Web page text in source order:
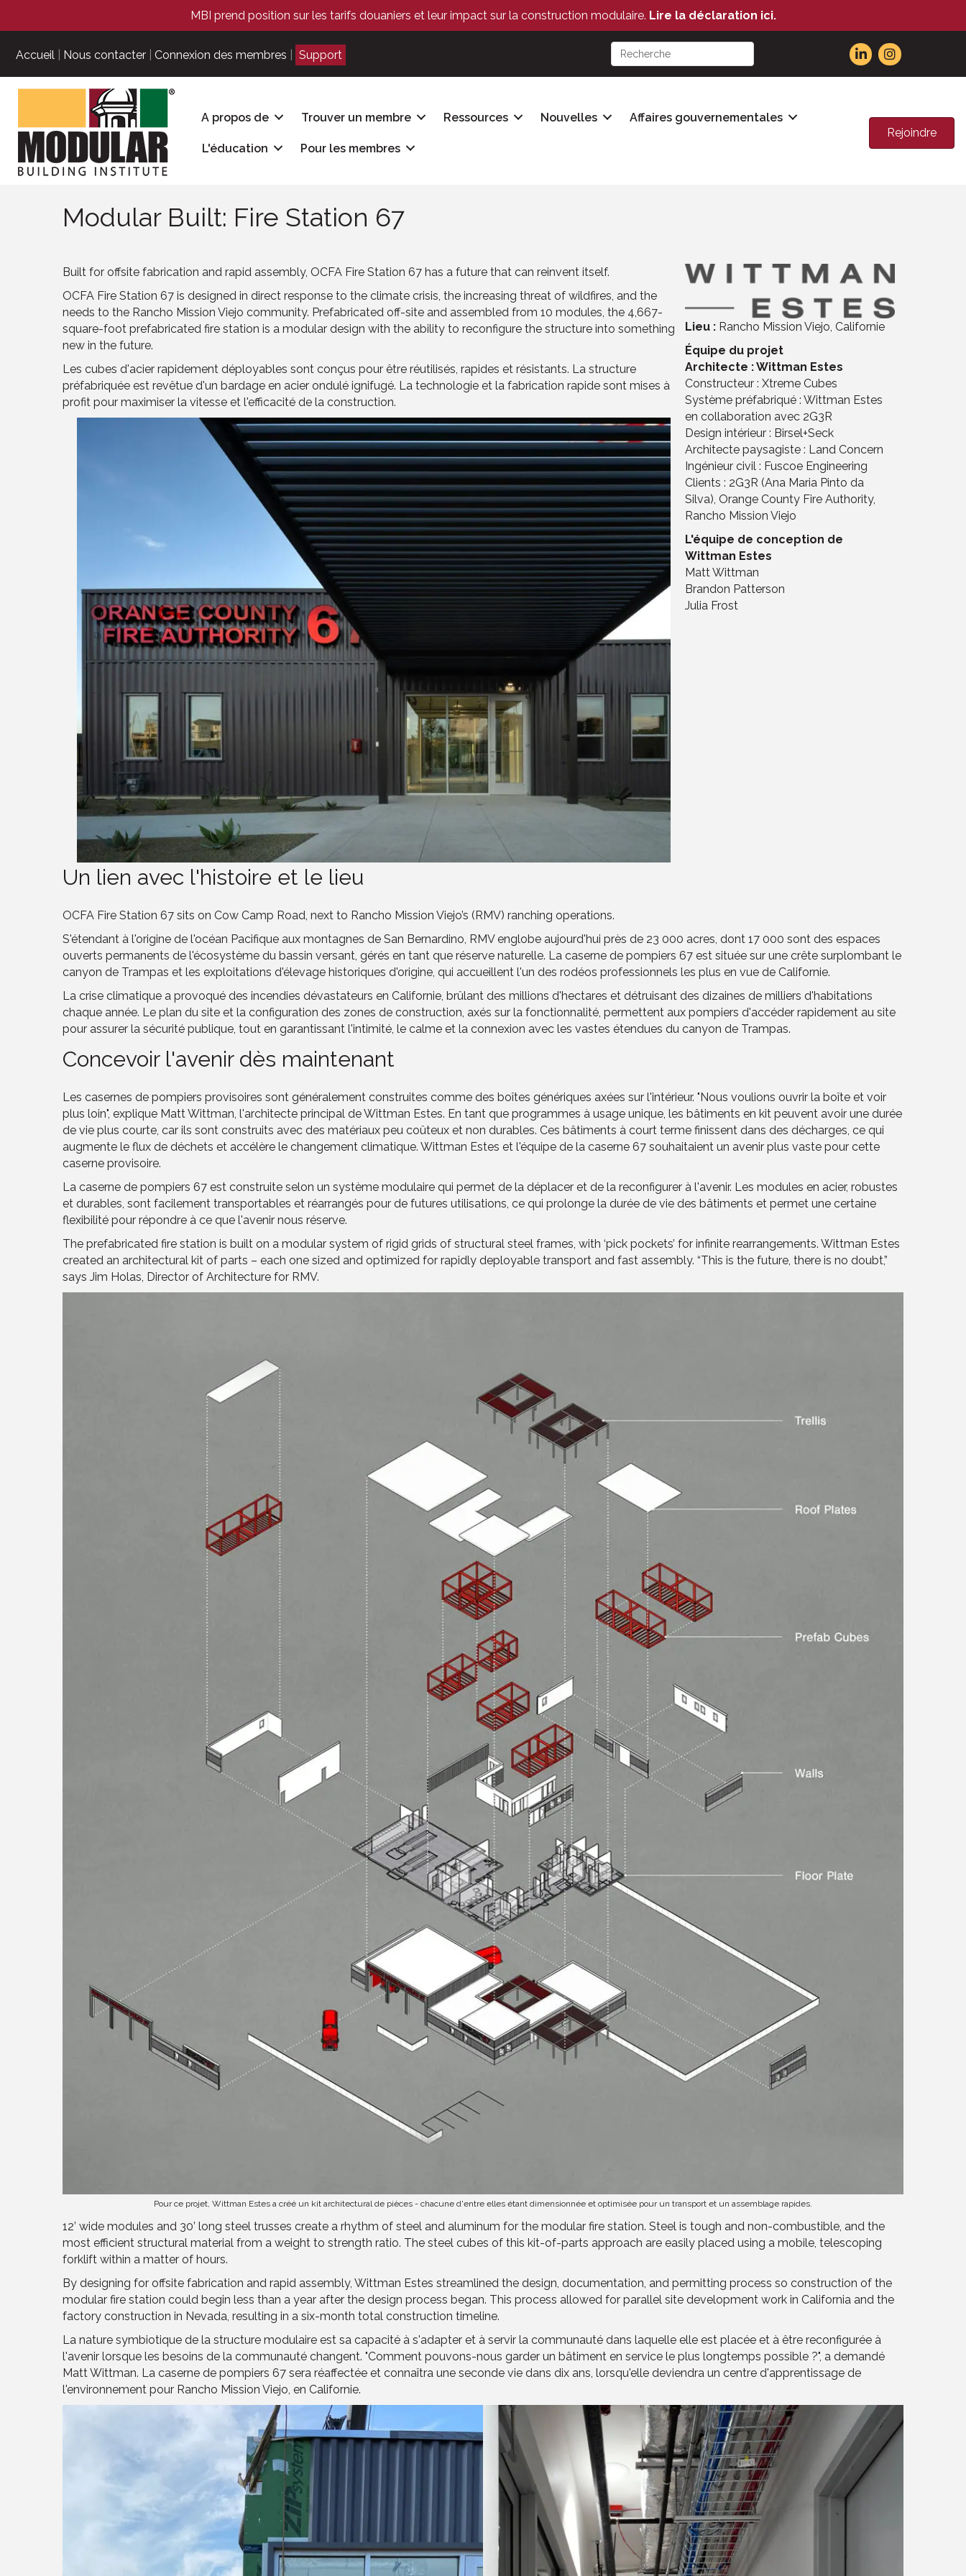
MBI prend position sur les tarifs douaniers et leur impact sur la construction modulaire. Lire la déclaration ici.
Accueil Nous contacter Connexion des membres Support
A propos de Trouver un membre Ressources Nouvelles Affaires gouvernementales
L'éducation Pour les membres
Rejoindre
Modular Built: Fire Station 67
Built for offsite fabrication and rapid assembly, OCFA Fire Station 67 has a future that can reinvent itself.
OCFA Fire Station 67 is designed in direct response to the climate crisis, the increasing threat of wildfires, and the
needs to the Rancho Mission Viejo community. Prefabricated off-site and assembled from 10 modules, the 4,667-
square-foot prefabricated fire station is a modular design with the ability to reconfigure the structure into something
new in the future.
Les cubes d'acier rapidement déployables sont conçus pour être réutilisés, rapides et résistants. La structure
préfabriquée est revêtue d'un bardage en acier ondulé ignifugé. La technologie et la fabrication rapide sont mises à
profit pour maximiser la vitesse et l'efficacité de la construction.
Lieu :Rancho Mission Viejo, Californie
Équipe du projet
Architecte : Wittman Estes
Constructeur : Xtreme Cubes
Système préfabriqué : Wittman Estes
en collaboration avec 2G3R
Design intérieur : Birsel+Seck
Architecte paysagiste : Land Concern
Ingénieur civil : Fuscoe Engineering
Clients : 2G3R (Ana Maria Pinto da
Silva), Orange County Fire Authority,
Rancho Mission Viejo
L'équipe de conception de
Wittman Estes
Matt Wittman
Brandon Patterson
Julia Frost
Un lien avec l'histoire et le lieu
OCFA Fire Station 67 sits on Cow Camp Road, next to Rancho Mission Viejo’s (RMV) ranching operations.
S'étendant à l'origine de l'océan Pacifique aux montagnes de San Bernardino, RMV englobe aujourd'hui près de 23 000 acres, dont 17 000 sont des espaces
ouverts permanents de l'écosystème du bassin versant, gérés en tant que réserve naturelle. La caserne de pompiers 67 est située sur une crête surplombant le
canyon de Trampas et les exploitations d'élevage historiques d'origine, qui accueillent l'un des rodéos professionnels les plus en vue de Californie.
La crise climatique a provoqué des incendies dévastateurs en Californie, brûlant des millions d'hectares et détruisant des dizaines de milliers d'habitations
chaque année. Le plan du site et la configuration des zones de construction, axés sur la fonctionnalité, permettent aux pompiers d'accéder rapidement au site
pour assurer la sécurité publique, tout en garantissant l'intimité, le calme et la connexion avec les vastes étendues du canyon de Trampas.
Concevoir l'avenir dès maintenant
Les casernes de pompiers provisoires sont généralement construites comme des boîtes génériques axées sur l'intérieur. "Nous voulions ouvrir la boîte et voir
plus loin", explique Matt Wittman, l'architecte principal de Wittman Estes. En tant que programmes à usage unique, les bâtiments en kit peuvent avoir une durée
de vie plus courte, car ils sont construits avec des matériaux peu coûteux et non durables. Ces bâtiments à court terme finissent dans des décharges, ce qui
augmente le flux de déchets et accélère le changement climatique. Wittman Estes et l'équipe de la caserne 67 souhaitaient un avenir plus vaste pour cette
caserne provisoire.
La caserne de pompiers 67 est construite selon un système modulaire qui permet de la déplacer et de la reconfigurer à l'avenir. Les modules en acier, robustes
et durables, sont facilement transportables et réarrangés pour de futures utilisations, ce qui prolonge la durée de vie des bâtiments et permet une certaine
flexibilité pour répondre à ce que l'avenir nous réserve.
The prefabricated fire station is built on a modular system of rigid grids of structural steel frames, with ‘pick pockets’ for infinite rearrangements. Wittman Estes
created an architectural kit of parts – each one sized and optimized for rapidly deployable transport and fast assembly. “This is the future, there is no doubt,”
says Jim Holas, Director of Architecture for RMV.
Pour ce projet, Wittman Estes a créé un kit architectural de pièces - chacune d'entre elles étant dimensionnée et optimisée pour un transport et un assemblage rapides.
12’ wide modules and 30’ long steel trusses create a rhythm of steel and aluminum for the modular fire station. Steel is tough and non-combustible, and the
most efficient structural material from a weight to strength ratio. The steel cubes of this kit-of-parts approach are easily placed using a mobile, telescoping
forklift within a matter of hours.
By designing for offsite fabrication and rapid assembly, Wittman Estes streamlined the design, documentation, and permitting process so construction of the
modular fire station could begin less than a year after the design process began. This process allowed for parallel site development work in California and the
factory construction in Nevada, resulting in a six-month total construction timeline.
La nature symbiotique de la structure modulaire est sa capacité à s'adapter et à servir la communauté dans laquelle elle est placée et à être reconfigurée à
l'avenir lorsque les besoins de la communauté changent. "Comment pouvons-nous garder un bâtiment en service le plus longtemps possible ?", a demandé
Matt Wittman. La caserne de pompiers 67 sera réaffectée et connaîtra une seconde vie dans dix ans, lorsqu'elle deviendra un centre d'apprentissage de
l'environnement pour Rancho Mission Viejo, en Californie.